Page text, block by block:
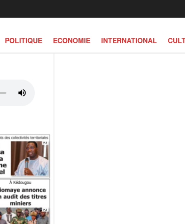
POLITIQUE ECONOMIE INTERNATIONAL